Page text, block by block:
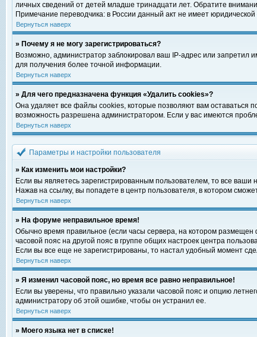
личных сведений от детей младше тринадцати лет. Обратите
Примечание переводчика: в России данный акт не имеет
Вернуться наверх
» Почему я не могу зарегистрироваться?
Возможно, администратор заблокировал ваш IP-адрес или запретил
для получения более точной информации.
Вернуться наверх
» Для чего предназначена функция «Удалить cookies»?
Она удаляет все файлы cookies, которые позволяют вам оставаться
возможность разрешена администратором. Если у вас имеются
Вернуться наверх
Параметры и настройки пользователя
» Как изменить мои настройки?
Если вы являетесь зарегистрированным пользователем, то все
Нажав на ссылку, вы попадете в центр пользователя, в котором
Вернуться наверх
» На форуме неправильное время!
Обычно время правильное (если часы сервера, на котором
часовой пояс на другой пояс в группе общих настроек центра
Если вы все еще не зарегистрированы, то настал удобный момент
Вернуться наверх
» Я изменил часовой пояс, но время все равно неправильное!
Если вы уверены, что правильно указали часовой пояс и опцию
администратору об этой ошибке, чтобы он устранил ее.
Вернуться наверх
» Моего языка нет в списке!